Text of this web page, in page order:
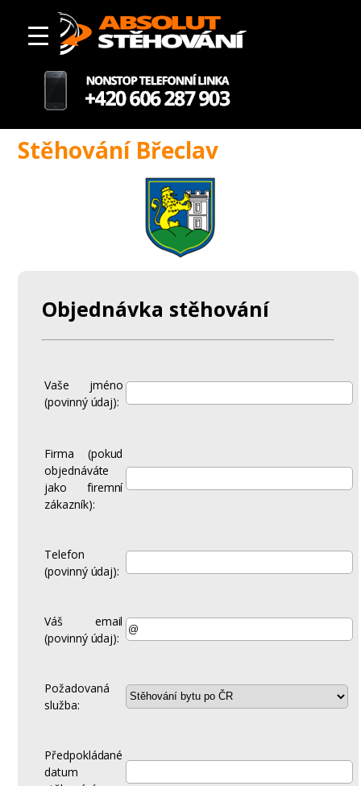
Stěhování Břeclav
Objednávka stěhování
Vaše jméno
(povinný údaj):
Firma (pokud
objednáváte
jako firemní
zákazník):
Telefon
(povinný údaj):
Váš email
(povinný údaj):
Požadovaná
služba:
Předpokládané
datum